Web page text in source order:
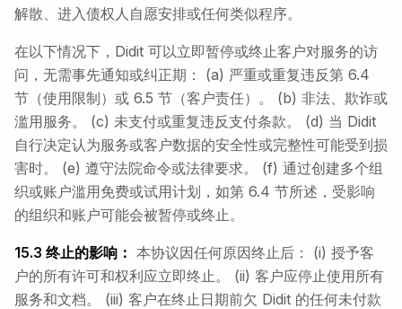
解散、进入债权人自愿安排或任何类似程序。
在以下情况下，Didit 可以立即暂停或终止客户对服务的访
问，无需事先通知或纠正期： (a) 严重或重复违反第 6.4
节（使用限制）或 6.5 节（客户责任）。 (b) 非法、欺诈或
滥用服务。 (c) 未支付或重复违反支付条款。 (d) 当 Didit
自行决定认为服务或客户数据的安全性或完整性可能受到损
害时。 (e) 遵守法院命令或法律要求。 (f) 通过创建多个组
织或账户滥用免费或试用计划，如第 6.4 节所述，受影响
的组织和账户可能会被暂停或终止。
15.3 终止的影响： 本协议因任何原因终止后： (i) 授予客
户的所有许可和权利应立即终止。 (ii) 客户应停止使用所有
服务和文档。 (iii) 客户在终止日期前欠 Didit 的任何未付款